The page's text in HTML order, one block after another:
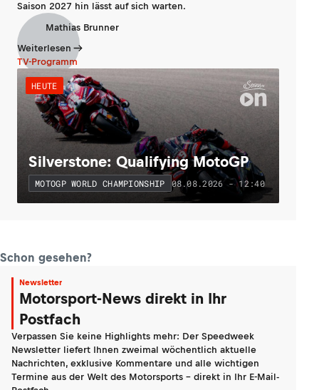
Saison 2027 hin lässt auf sich warten.
Mathias Brunner
Weiterlesen
TV-Programm
HEUTE
Silverstone: Qualifying MotoGP
MOTOGP WORLD CHAMPIONSHIP 08.08.2026 - 12:40
Schon gesehen?
Newsletter
Motorsport-News direkt in Ihr
Postfach
Verpassen Sie keine Highlights mehr: Der Speedweek
Newsletter liefert Ihnen zweimal wöchentlich aktuelle
Nachrichten, exklusive Kommentare und alle wichtigen
Termine aus der Welt des Motorsports - direkt in Ihr E-Mail-